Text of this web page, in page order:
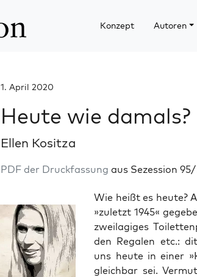
Konzept Autoren
1. April 2020
Heute wie damals?
Ellen Kositza
PDF der Druckfassung aus Sezession
Wie heißt es heu­te?
»zuletzt 1945«
zwei­la­gi­ges
den Rega­len etc.:
uns heu­te in einer
gleich­bar sei.